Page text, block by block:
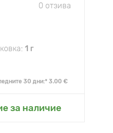
0 отзива
1 г
30 дни:* 3.00 €
за наличие